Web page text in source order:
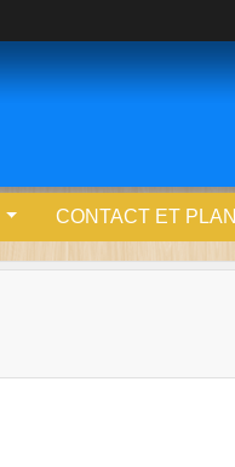
CONTACT ET PLAN